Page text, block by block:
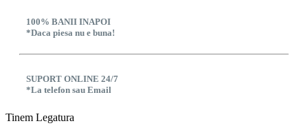
100% BANII INAPOI
*Daca piesa nu e buna!
SUPORT ONLINE 24/7
*La telefon sau Email
Tinem Legatura